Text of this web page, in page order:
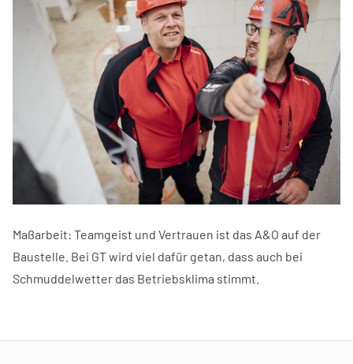
Maßarbeit: Teamgeist und Vertrauen ist das A&O auf der
Baustelle. Bei GT wird viel dafür getan, dass auch bei
Schmuddelwetter das Betriebsklima stimmt.